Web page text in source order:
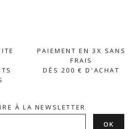
PAIEMENT EN 3X SANS
FRAIS
DÈS 200 € D'ACHAT
À LA NEWSLETTER